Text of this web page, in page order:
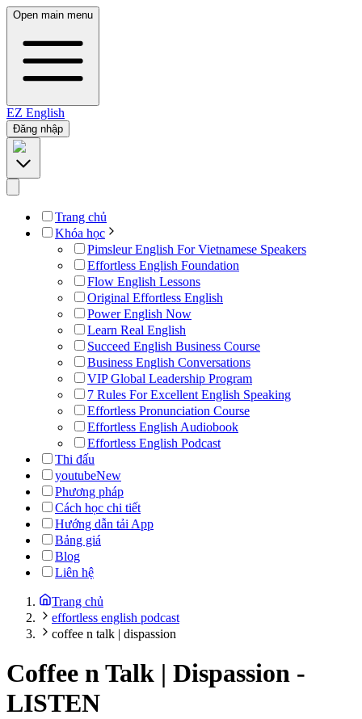
Open main menu
EZ English
Đăng nhập
Trang chủ
Khóa học
Pimsleur English For Vietnamese Speakers
Effortless English Foundation
Flow English Lessons
Original Effortless English
Power English Now
Learn Real English
Succeed English Business Course
Business English Conversations
VIP Global Leadership Program
7 Rules For Excellent English Speaking
Effortless Pronunciation Course
Effortless English Audiobook
Effortless English Podcast
Thi đấu
youtubeNew
Phương pháp
Cách học chi tiết
Hướng dẫn tải App
Bảng giá
Blog
Liên hệ
Trang chủ
effortless english podcast
coffee n talk | dispassion
Coffee n Talk | Dispassion -
LISTEN